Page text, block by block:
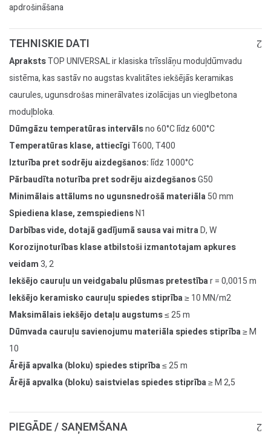
apdrošināšana
TEHNISKIE DATI
AprakstsTOP UNIVERSAL ir klasiska trīsslāņu moduļdūmvadu
sistēma, kas sastāv no augstas kvalitātes iekšējās keramikas
caurules, ugunsdrošas minerālvates izolācijas un vieglbetona
moduļbloka.
Dūmgāzu temperatūras intervālsno 60°C līdz 600°C
Temperatūras klase, attiecīgiT600, T400
Izturība pret sodrēju aizdegšanos:līdz 1000°C
Pārbaudīta noturība pret sodrēju aizdegšanosG50
Minimālais attālums no ugunsnedrošā materiāla50 mm
Spiediena klase, zemspiediensN1
Darbības vide, dotajā gadījumā sausa vai mitraD, W
Korozijnoturības klase atbilstoši izmantotajam apkures
veidam3, 2
Iekšējo cauruļu un veidgabalu plūsmas pretestībar = 0,0015 m
Iekšējo keramisko cauruļu spiedes stiprība≥ 10 MN/m2
Maksimālais iekšējo detaļu augstums≤ 25 m
Dūmvada cauruļu savienojumu materiāla spiedes stiprība≥ M
10
Ārējā apvalka (bloku) spiedes stiprība≤ 25 m
Ārējā apvalka (bloku) saistvielas spiedes stiprība≥ M 2,5
PIEGĀDE / SAŅEMŠANA